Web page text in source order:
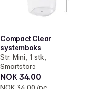
Compact Clear
systemboks
Str. Mini, 1 stk,
Smartstore
NOK 34.00